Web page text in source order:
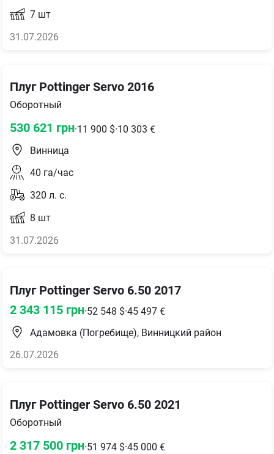
7 шт
31.07.2026
Плуг Pottinger Servo 2016
Оборотный
530 621 грн·11 900 $·10 303 €
Винница
40 га/час
320 л. с.
8 шт
31.07.2026
Плуг Pottinger Servo 6.50 2017
2 343 115 грн·52 548 $·45 497 €
Адамовка (Погребище), Винницкий район
26.07.2026
Плуг Pottinger Servo 6.50 2021
Оборотный
2 317 500 грн·51 974 $·45 000 €